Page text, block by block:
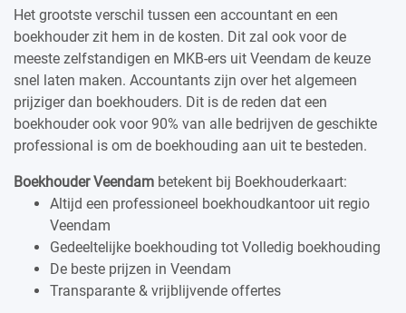
Het grootste verschil tussen een accountant en een
boekhouder zit hem in de kosten. Dit zal ook voor de
meeste zelfstandigen en MKB-ers uit Veendam de keuze
snel laten maken. Accountants zijn over het algemeen
prijziger dan boekhouders. Dit is de reden dat een
boekhouder ook voor 90% van alle bedrijven de geschikte
professional is om de boekhouding aan uit te besteden.
Boekhouder Veendam betekent bij Boekhouderkaart:
Altijd een professioneel boekhoudkantoor uit regio
Veendam
Gedeeltelijke boekhouding tot Volledig boekhouding
De beste prijzen in Veendam
Transparante & vrijblijvende offertes